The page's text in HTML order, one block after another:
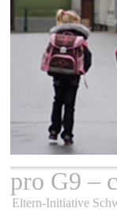
pro G9 –
Eltern-Initiative